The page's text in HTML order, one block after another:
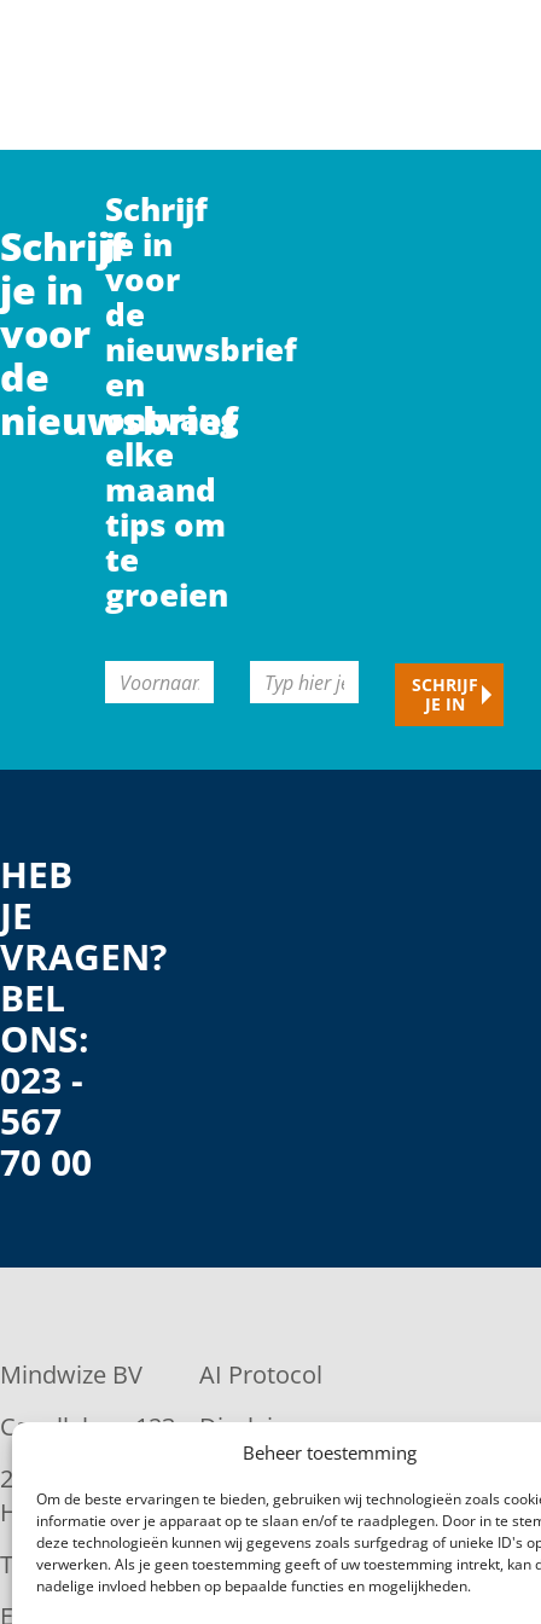
Beheer toestemming
Om de beste ervaringen te bieden, gebruiken wij technologieën zoals
informatie over je apparaat op te slaan en/of te raadplegen. Door in te
deze technologieën kunnen wij gegevens zoals surfgedrag of unieke ID's
verwerken. Als je geen toestemming geeft of uw toestemming intrekt, kan
nadelige invloed hebben op bepaalde functies en mogelijkheden.
Schrijf
je in
voor
de
nieuwsbrief
Schrijf
je in
voor
de
nieuwsbrief
en
ontvang
elke
maand
tips om
te
groeien
CAPTCHA
VoornaamTyp
je
SCHRIJF
JE IN
HEB
JE
VRAGEN?
BEL
ONS:
023 -
567
70 00
Mindwize BV
Capellalaan 123
2132 JM
Hoofddorp
Tel: 023-567 7000
E-mail:
AI Protocol
Disclaimer
statement
Copyright